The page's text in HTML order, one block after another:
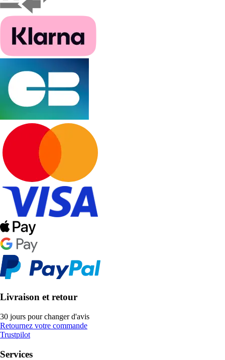
Livraison et retour
30 jours pour changer d'avis
Retournez votre commande
Trustpilot
Services